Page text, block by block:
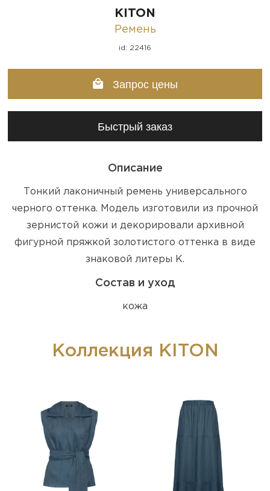
KITON
Ремень
id: 22416
Запрос цены
Быстрый заказ
Описание
Тонкий лаконичный ремень универсального
черного оттенка. Модель изготовили из прочной
зернистой кожи и декорировали архивной
фигурной пряжкой золотистого оттенка в виде
знаковой литеры К.
Состав и уход
кожа
Коллекция KITON